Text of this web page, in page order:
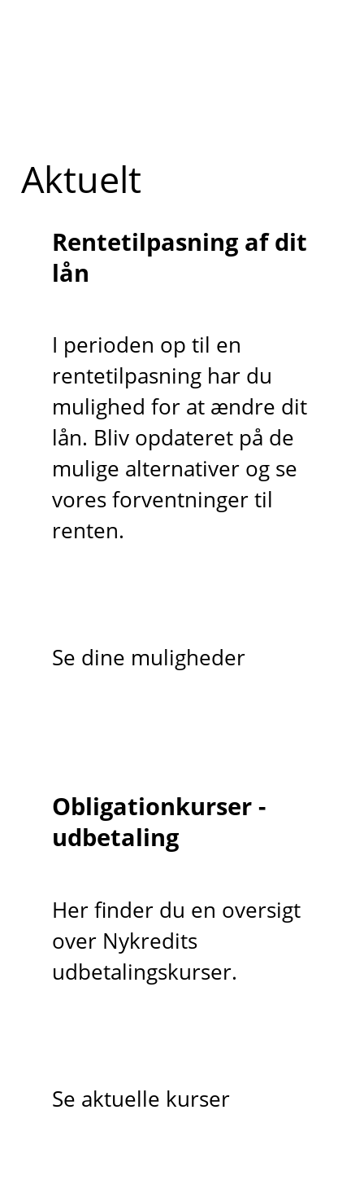
Aktuelt
Rentetilpasning af dit
lån
I perioden op til en
rentetilpasning har du
mulighed for at ændre dit
lån. Bliv opdateret på de
mulige alternativer og se
vores forventninger til
renten.
Se dine muligheder
Obligationkurser -
udbetaling
Her finder du en oversigt
over Nykredits
udbetalingskurser.
Se aktuelle kurser